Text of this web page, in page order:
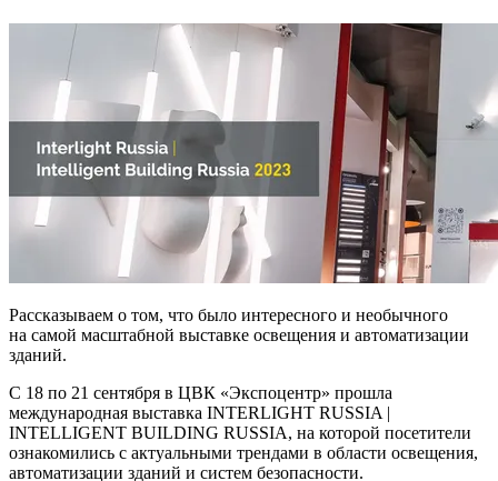
Рассказываем о том, что было интересного и необычного
на самой масштабной выставке освещения и автоматизации
зданий.
С 18 по 21 сентября в ЦВК «Экспоцентр» прошла
международная выставка INTERLIGHT RUSSIA |
INTELLIGENT BUILDING RUSSIA, на которой посетители
ознакомились с актуальными трендами в области освещения,
автоматизации зданий и систем безопасности.